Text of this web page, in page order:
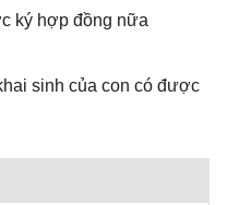
ký hợp đồng nữa
sinh của con có được